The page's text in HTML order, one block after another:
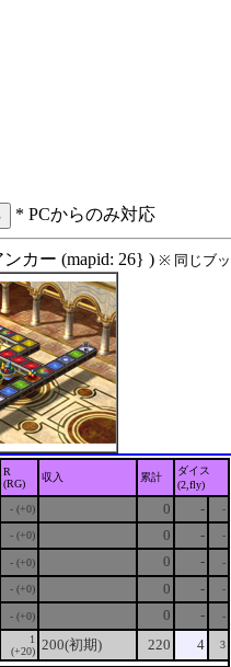
* PCからのみ対応
カー (mapid: 26} ) ※ 同じブ
R
(RG)
収入 累計
ダイス
(2,fly)
- (+0) 0 - -
- (+0) 0 - -
- (+0) 0 - -
- (+0) 0 - -
- (+0) 0 - -
1
(+20) 200(初期) 220 4 3